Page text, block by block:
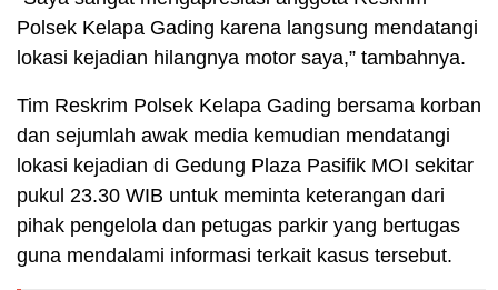
Polsek Kelapa Gading karena langsung mendatangi
lokasi kejadian hilangnya motor saya,” tambahnya.
Tim Reskrim Polsek Kelapa Gading bersama korban
dan sejumlah awak media kemudian mendatangi
lokasi kejadian di Gedung Plaza Pasifik MOI sekitar
pukul 23.30 WIB untuk meminta keterangan dari
pihak pengelola dan petugas parkir yang bertugas
guna mendalami informasi terkait kasus tersebut.